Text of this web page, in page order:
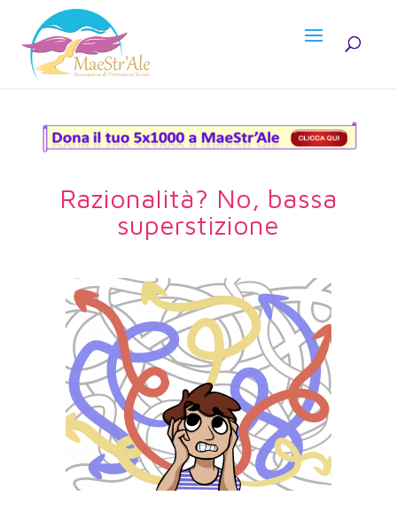
Razionalità? No, bassa
superstizione